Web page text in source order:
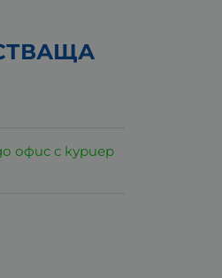
офис с куриер